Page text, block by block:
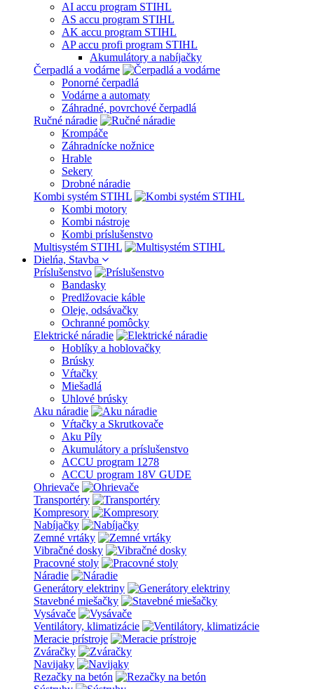
AI accu program STIHL
AS accu program STIHL
AK accu program STIHL
AP accu profi program STIHL
Akumulátory a nabíjačky
Čerpadlá a vodárne
Ponorné čerpadlá
Vodárne a automaty
Záhradné, povrchové čerpadlá
Ručné náradie
Krompáče
Záhradnícke nožnice
Hrable
Sekery
Drobné náradie
Kombi systém STIHL
Kombi motory
Kombi nástroje
Kombi príslušenstvo
Multisystém STIHL
Dielńa, Stavba
Príslušenstvo
Bandasky
Predlžovacie káble
Oleje, odsávačky
Ochranné pomôcky
Elektrické náradie
Hoblíky a hoblovačky
Brúsky
Vŕtačky
Miešadlá
Uhlové brúsky
Aku náradie
Vŕtačky a Skrutkovače
Aku Píly
Akumulátory a príslušenstvo
ACCU program 1278
ACCU program 18V GUDE
Ohrievače
Transportéry
Kompresory
Nabíjačky
Zemné vrtáky
Vibračné dosky
Pracovné stoly
Náradie
Generátory elektriny
Stavebné miešačky
Vysávače
Ventilátory, klimatizácie
Meracie prístroje
Zváračky
Navijaky
Rezačky na betón